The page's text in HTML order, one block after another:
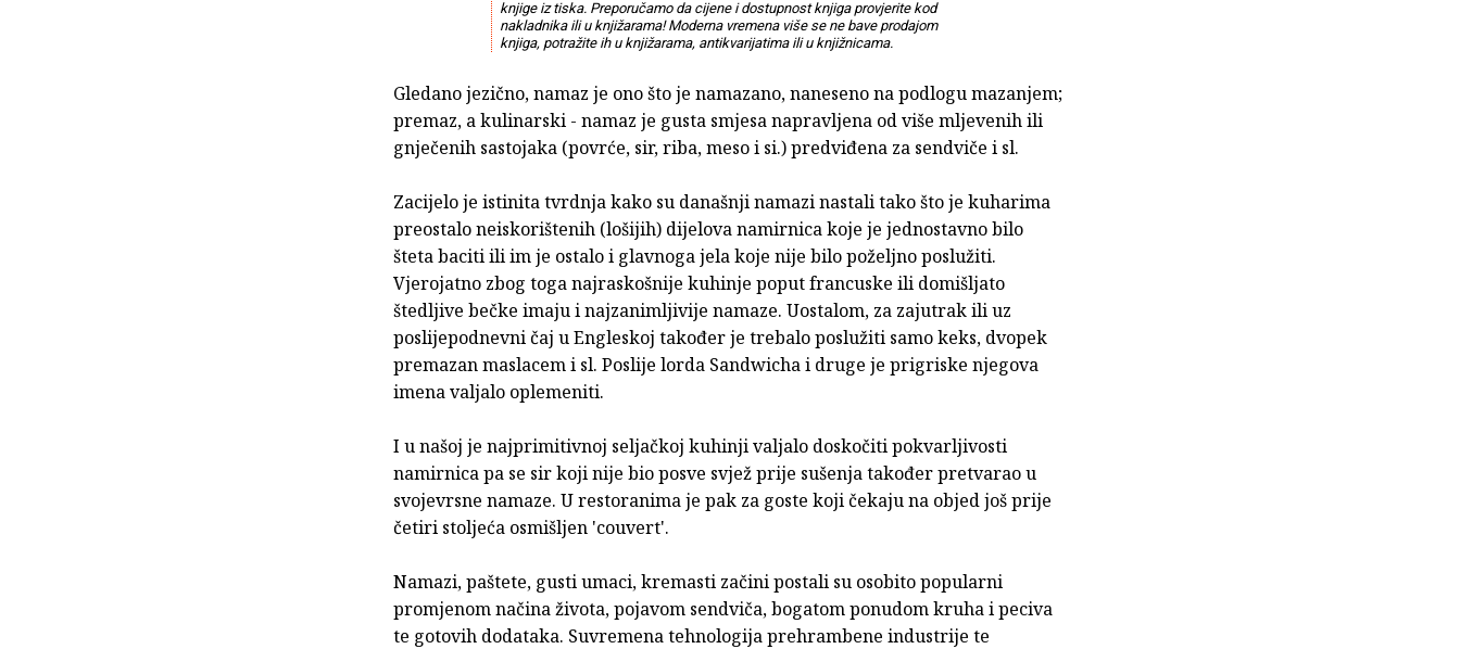
knjige iz tiska. Preporučamo da cijene i dostupnost knjiga provjerite kod
nakladnika ili u knjižarama! Moderna vremena više se ne bave prodajom
knjiga, potražite ih u knjižarama, antikvarijatima ili u knjižnicama.
Gledano jezično, namaz je ono što je namazano, naneseno na podlogu mazanjem;
premaz, a kulinarski - namaz je gusta smjesa napravljena od više mljevenih ili
gnječenih sastojaka (povrće, sir, riba, meso i si.) predviđena za sendviče i sl.
Zacijelo je istinita tvrdnja kako su današnji namazi nastali tako što je kuharima
preostalo neiskorištenih (lošijih) dijelova namirnica koje je jednostavno bilo
šteta baciti ili im je ostalo i glavnoga jela koje nije bilo poželjno poslužiti.
Vjerojatno zbog toga najraskošnije kuhinje poput francuske ili domišljato
štedljive bečke imaju i najzanimljivije namaze. Uostalom, za zajutrak ili uz
poslijepodnevni čaj u Engleskoj također je trebalo poslužiti samo keks, dvopek
premazan maslacem i sl. Poslije lorda Sandwicha i druge je prigriske njegova
imena valjalo oplemeniti.
I u našoj je najprimitivnoj seljačkoj kuhinji valjalo doskočiti pokvarljivosti
namirnica pa se sir koji nije bio posve svjež prije sušenja također pretvarao u
svojevrsne namaze. U restoranima je pak za goste koji čekaju na objed još prije
četiri stoljeća osmišljen 'couvert'.
Namazi, paštete, gusti umaci, kremasti začini postali su osobito popularni
promjenom načina života, pojavom sendviča, bogatom ponudom kruha i peciva
te gotovih dodataka. Suvremena tehnologija prehrambene industrije te